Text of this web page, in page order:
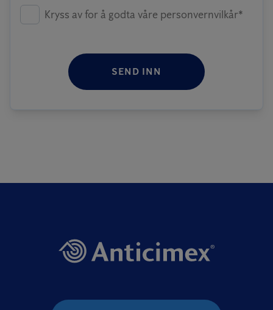
Kryss av for å godta våre personvernvilkår*
SEND INN